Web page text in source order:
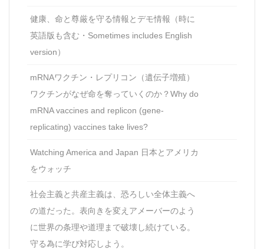
健康、命と尊厳を守る情報とデモ情報（時に
英語版も含む・Sometimes includes English
version）
mRNAワクチン・レプリコン（遺伝子増殖）
ワクチンがなぜ命を奪っていくのか？Why do
mRNA vaccines and replicon (gene-
replicating) vaccines take lives?
Watching America and Japan 日本とアメリカ
をウォッチ
社会主義と共産主義は、恐ろしい全体主義へ
の道だった。表向きを変えアメーバーのよう
に世界の条理や道理まで破壊し続けている。
守る為に学び対応しよう。